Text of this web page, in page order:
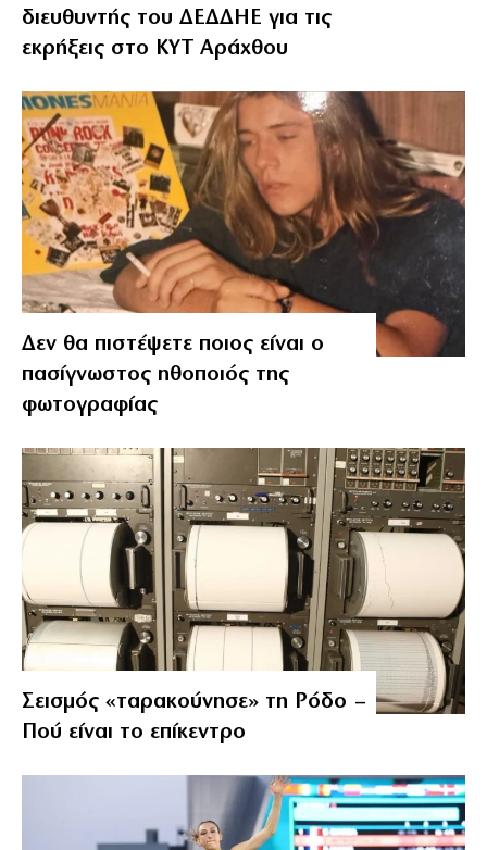
διευθυντής του ΔΕΔΔΗΕ για τις
εκρήξεις στο ΚΥΤ Αράχθου
Δεν θα πιστέψετε ποιος είναι ο
πασίγνωστος ηθοποιός της
φωτογραφίας
Σεισμός «ταρακούνησε» τη Ρόδο –
Πού είναι το επίκεντρο